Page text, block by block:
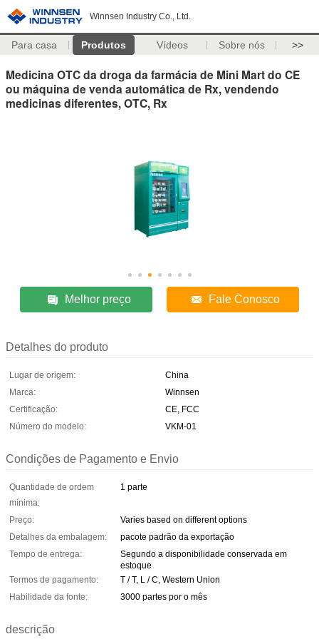
Winnsen Industry Co., Ltd.
Para casa Produtos Vídeos Sobre nós >>
Medicina OTC da droga da farmácia de Mini Mart do CE
ou máquina de venda automática de Rx, vendendo
medicinas diferentes, OTC, Rx
Melhor preço Fale Conosco
Detalhes do produto
Lugar de origem:
China
Marca:
Winnsen
Certificação:
CE, FCC
Número do modelo:
VKM-01
Condições de Pagamento e Envio
Quantidade de ordem
mínima:
1 parte
Preço:
Varies based on different options
Detalhes da embalagem:
pacote padrão da exportação
Tempo de entrega:
Segundo a disponibilidade conservada em
estoque
Termos de pagamento:
T / T, L / C, Western Union
Habilidade da fonte:
3000 partes por o mês
descrição